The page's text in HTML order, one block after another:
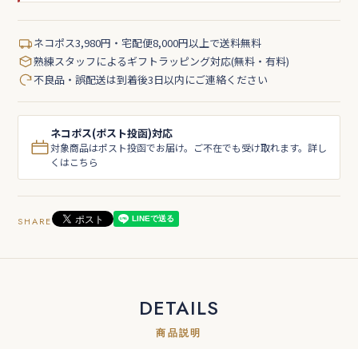
ネコポス3,980円・宅配便8,000円以上で送料無料
熟練スタッフによるギフトラッピング対応(無料・有料)
不良品・誤配送は到着後3日以内にご連絡ください
ネコポス(ポスト投函)対応
対象商品はポスト投函でお届け。ご不在でも受け取れます。詳し
くはこちら
SHARE
DETAILS
商品説明